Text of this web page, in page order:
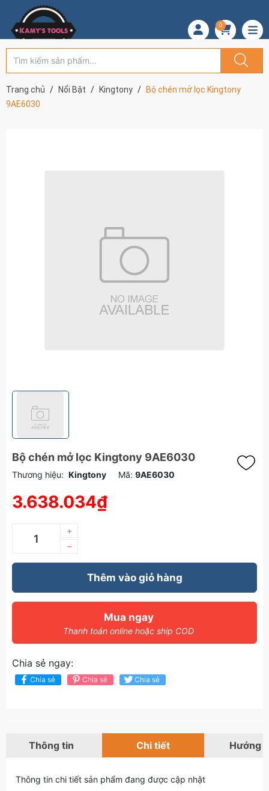
0
Trang chủ Nổi Bật Kingtony
Bộ chén mở lọc Kingtony
9AE6030
Bộ chén mở lọc Kingtony 9AE6030
Thương hiệu: Kingtony Mã: 9AE6030
3.638.034₫
–
+
Thêm vào giỏ hàng
Mua ngay
Thanh toán online hoặc ship COD
Chia sẻ ngay:
Chia sẻ Chia sẻ Chia sẻ
Thông tin Chi tiết Hướng
Thông tin chi tiết sản phẩm đang được cập nhật